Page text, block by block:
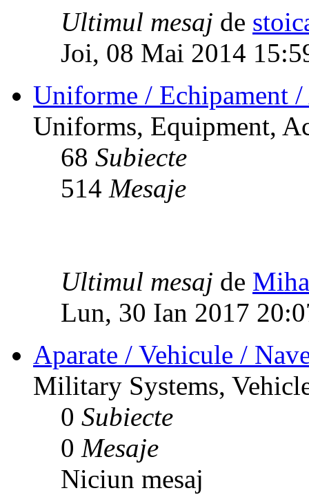
Ultimul mesaj de
Joi, 08 Mai 2014
Uniforme / Echipament
Uniforms, Equipment,
68 Subiecte
514 Mesaje
Ultimul mesaj de
Lun, 30 Ian 2017
Aparate / Vehicule /
Military Systems,
0 Subiecte
0 Mesaje
Niciun mesaj